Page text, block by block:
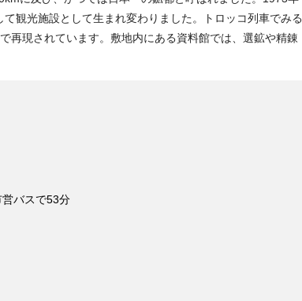
観光施設として生まれ変わりました。トロッコ列車でみる
再現されています。敷地内にある資料館では、選鉱や精錬
バスで53分